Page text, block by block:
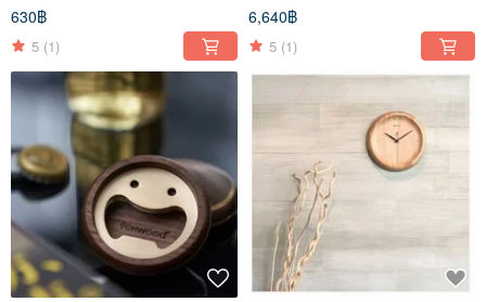
Handmade Book - Kraft Paper
/ White Paper
630฿
5 (1)
phone amplifier
6,640฿
5 (1)